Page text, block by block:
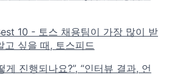
10 - 토스 채용팀이 가장 많이 받
고 싶을 때, 토스피드
진행되나요?”, “인터뷰 결과, 언